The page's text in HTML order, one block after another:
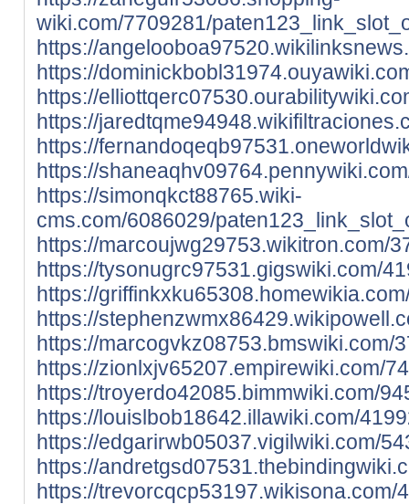
wiki.com/7709281/
https://
https://
https://
https://
https://
https://
https://simonqkct88765.wiki-
cms.com/6086029/
https://marcoujwg29753.wikitron.com/
https://tysonugrc97531.gigswiki.com/
https://
https://
https://
https://zionlxjv65207.empirewiki.com/
https://troyerdo42085.bimmwiki.com/
https://louislbob18642.illawiki.com/
https://edgarirwb05037.vigilwiki.com/
https://
https://